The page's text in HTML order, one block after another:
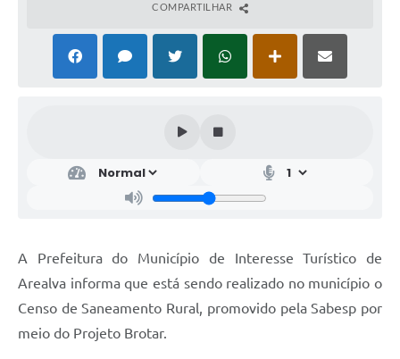
COMPARTILHAR
A Prefeitura do Município de Interesse Turístico de
Arealva informa que está sendo realizado no município o
Censo de Saneamento Rural, promovido pela Sabesp por
meio do Projeto Brotar.